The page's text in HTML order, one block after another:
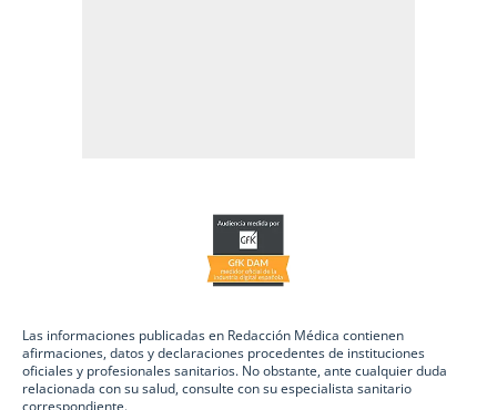
Las informaciones publicadas en Redacción Médica contienen
afirmaciones, datos y declaraciones procedentes de instituciones
oficiales y profesionales sanitarios. No obstante, ante cualquier duda
relacionada con su salud, consulte con su especialista sanitario